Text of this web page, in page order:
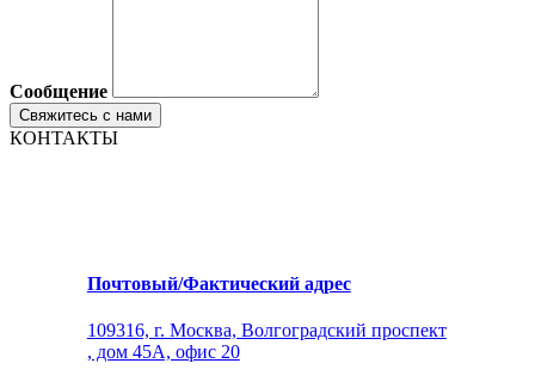
Сообщение
КОНТАКТЫ
Почтовый/Фактический адрес
109316, г. Москва, Волгоградский проспект
, дом 45А, офис 20